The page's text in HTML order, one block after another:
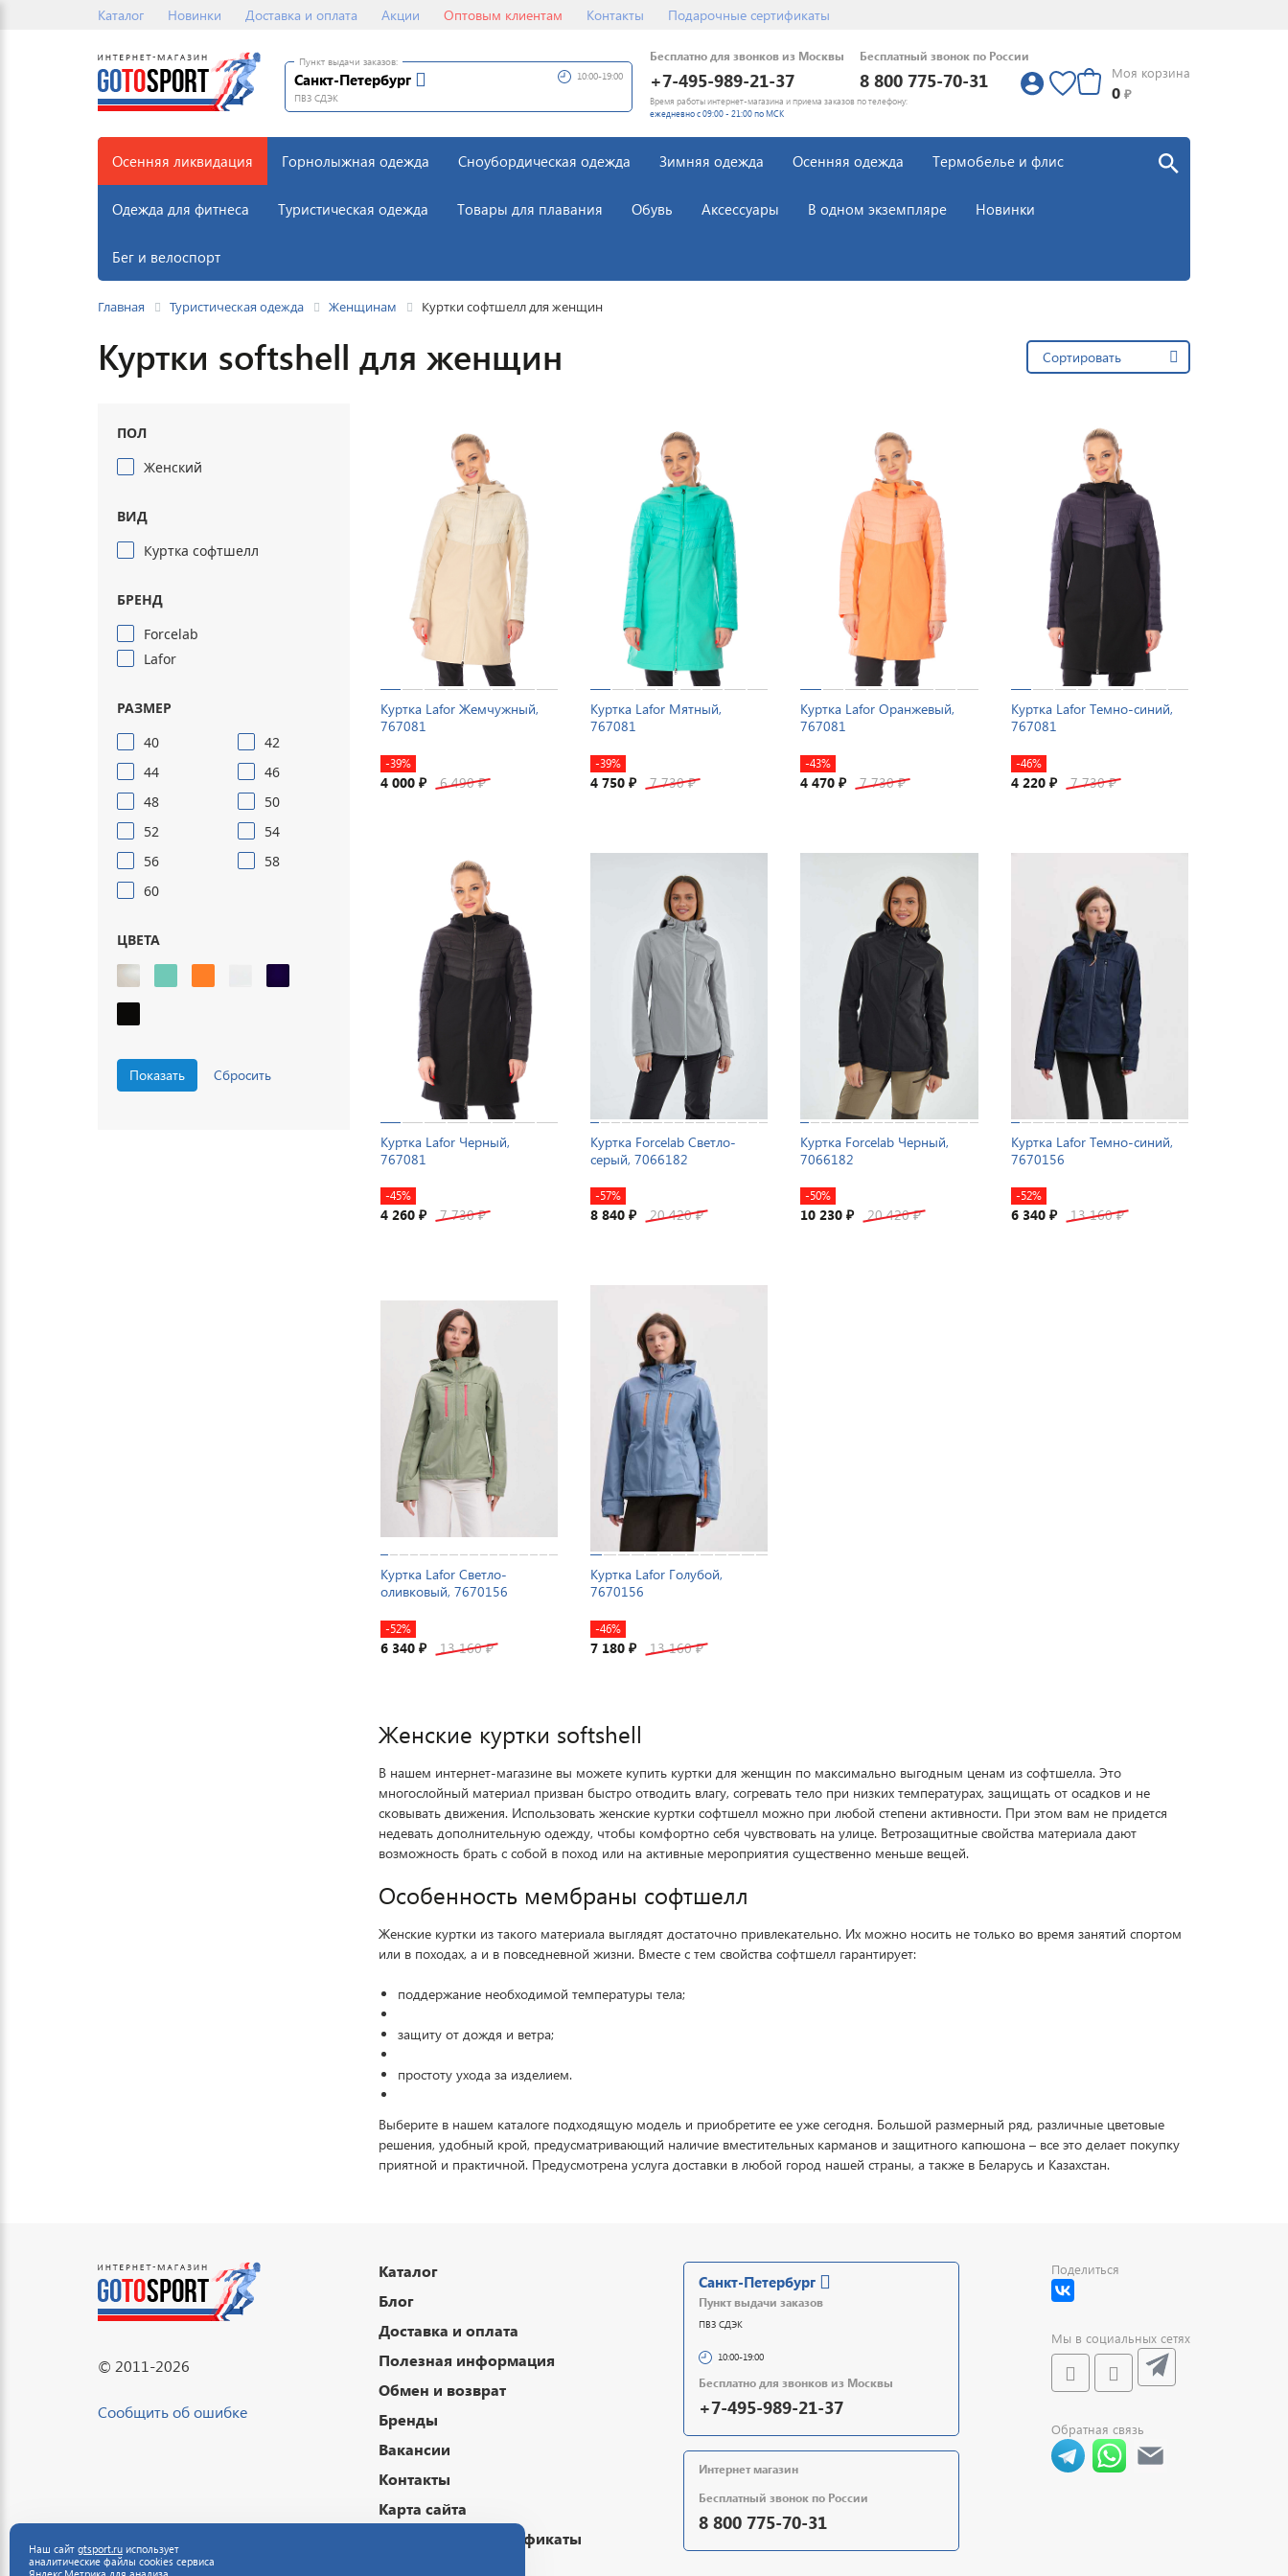
Каталог Новинки Доставка и оплата Акции Оптовым клиентам Контакты Подарочные сертификаты
Пункт выдачи заказов:
Санкт-Петербург
ПВЗ СДЭК
10:00-19:00
Бесплатно для звонков из Москвы
+7-495-989-21-37
Бесплатный звонок по России
8 800 775-70-31
Время работы интернет-магазина и приема заказов по телефону:
ежедневно с 09:00 - 21:00 по МСК
Моя корзина
0 ₽
Осенняя ликвидация Горнолыжная одежда Сноубордическая одежда Зимняя одежда Осенняя одежда Термобелье и флис
Одежда для фитнеса Туристическая одежда Товары для плавания Обувь Аксессуары В одном экземпляре Новинки
Бег и велоспорт
Главная Туристическая одежда Женщинам Куртки софтшелл для женщин
Сортировать
Куртки softshell для женщин
ПОЛ
Женский
ВИД
Куртка софтшелл
БРЕНД
Forcelab
Lafor
РАЗМЕР
40
42
44
46
48
50
52
54
56
58
60
ЦВЕТА
Куртка Lafor Жемчужный,
767081
-39%
4 000 ₽ 6 490₽
Куртка Lafor Мятный,
767081
-39%
4 750 ₽ 7 730₽
Куртка Lafor Оранжевый,
767081
-43%
4 470₽ 7 730₽
Куртка Lafor Темно-синий,
767081
-46%
4 220 ₽ 7 730₽
Куртка Lafor Черный,
767081
-45%
4 260 ₽ 7 730₽
Куртка Forcelab Светло-
серый, 7066182
-57%
8 840 ₽ 20 420₽
Куртка Forcelab Черный,
7066182
-50%
10 230₽ 20 420₽
Куртка Lafor Темно-синий,
7670156
-52%
6 340 ₽ 13 160₽
Куртка Lafor Светло-
оливковый, 7670156
-52%
6 340 ₽ 13 160₽
Куртка Lafor Голубой,
7670156
-46%
7 180 ₽ 13 160₽
Женские куртки softshell
В нашем интернет-магазине вы можете купить куртки для женщин по максимально выгодным ценам из софтшелла. Это
многослойный материал призван быстро отводить влагу, согревать тело при низких температурах, защищать от осадков и не
сковывать движения. Использовать женские куртки софтшелл можно при любой степени активности. При этом вам не придется
недевать дополнительную одежду, чтобы комфортно себя чувствовать на улице. Ветрозащитные свойства материала дают
возможность брать с собой в поход или на активные мероприятия существенно меньше вещей.
Особенность мембраны софтшелл
Женские куртки из такого материала выглядят достаточно привлекательно. Их можно носить не только во время занятий спортом
или в походах, а и в повседневной жизни. Вместе с тем свойства софтшелл гарантирует:
поддержание необходимой температуры тела;
защиту от дождя и ветра;
простоту ухода за изделием.
Выберите в нашем каталоге подходящую модель и приобретите ее уже сегодня. Большой размерный ряд, различные цветовые
решения, удобный крой, предусматривающий наличие вместительных карманов и защитного капюшона – все это делает покупку
приятной и практичной. Предусмотрена услуга доставки в любой город нашей страны, а также в Беларусь и Казахстан.
© 2011-2026
Сообщить об ошибке
Каталог
Блог
Доставка и оплата
Полезная информация
Обмен и возврат
Бренды
Вакансии
Контакты
Карта сайта
Подарочные сертификаты
Санкт-Петербург
Пункт выдачи заказов
ПВЗ СДЭК
10:00-19:00
Бесплатно для звонков из Москвы
+7-495-989-21-37
Интернет магазин
Бесплатный звонок по России
8 800 775-70-31
Поделиться
Мы в социальных сетях
Обратная связь
Наш сайт gtsport.ru использует
аналитические файлы cookies сервиса